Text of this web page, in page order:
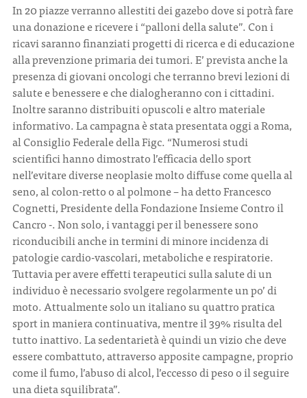
In 20 piazze verranno allestiti dei gazebo dove si potrà fare
una donazione e ricevere i “palloni della salute”. Con i
ricavi saranno finanziati progetti di ricerca e di educazione
alla prevenzione primaria dei tumori. E’ prevista anche la
presenza di giovani oncologi che terranno brevi lezioni di
salute e benessere e che dialogheranno con i cittadini.
Inoltre saranno distribuiti opuscoli e altro materiale
informativo. La campagna è stata presentata oggi a Roma,
al Consiglio Federale della Figc. “Numerosi studi
scientifici hanno dimostrato l’efficacia dello sport
nell’evitare diverse neoplasie molto diffuse come quella al
seno, al colon-retto o al polmone – ha detto Francesco
Cognetti, Presidente della Fondazione Insieme Contro il
Cancro -. Non solo, i vantaggi per il benessere sono
riconducibili anche in termini di minore incidenza di
patologie cardio-vascolari, metaboliche e respiratorie.
Tuttavia per avere effetti terapeutici sulla salute di un
individuo è necessario svolgere regolarmente un po’ di
moto. Attualmente solo un italiano su quattro pratica
sport in maniera continuativa, mentre il 39% risulta del
tutto inattivo. La sedentarietà è quindi un vizio che deve
essere combattuto, attraverso apposite campagne, proprio
come il fumo, l’abuso di alcol, l’eccesso di peso o il seguire
una dieta squilibrata”.